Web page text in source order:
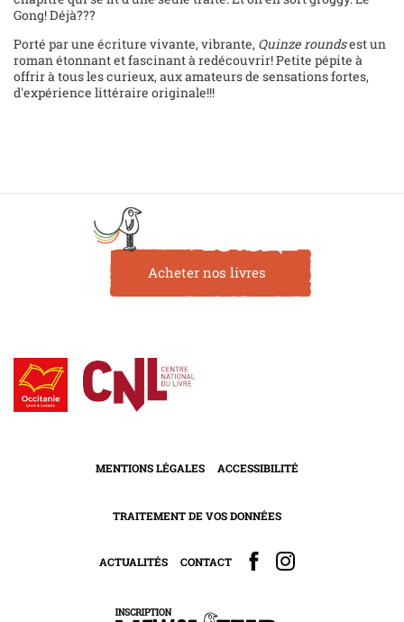
Gong! Déjà???
Porté par une écriture vivante, vibrante, Quinze roundsest un
roman étonnant et fascinant à redécouvrir! Petite pépite à
offrir à tous les curieux, aux amateurs de sensations fortes,
d'expérience littéraire originale!!!
Acheter nos livres
MENTIONS LÉGALES ACCESSIBILITÉ
TRAITEMENT DE VOS DONNÉES
ACTUALITÉS CONTACT